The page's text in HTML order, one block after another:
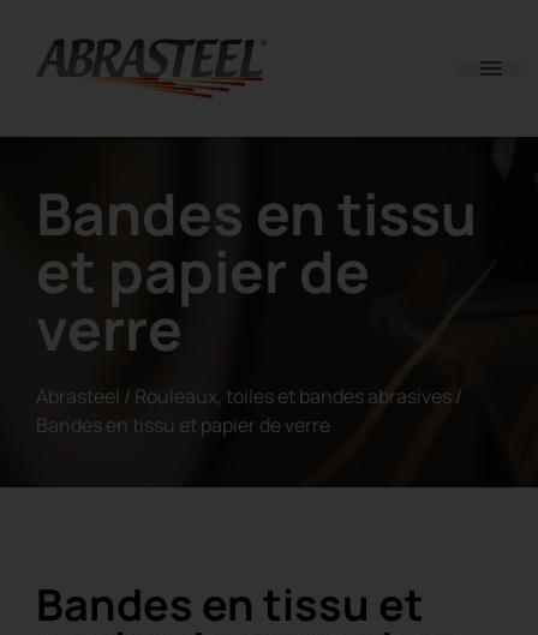
Bandes en tissu
et papier de
verre
Abrasteel / Rouleaux, toiles et bandes abrasives/
Bandes en tissu et papier de verre
Bandes en tissu et